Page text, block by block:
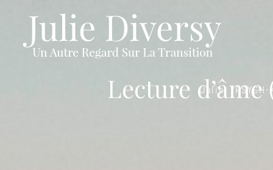
contenu
Julie
Lecture